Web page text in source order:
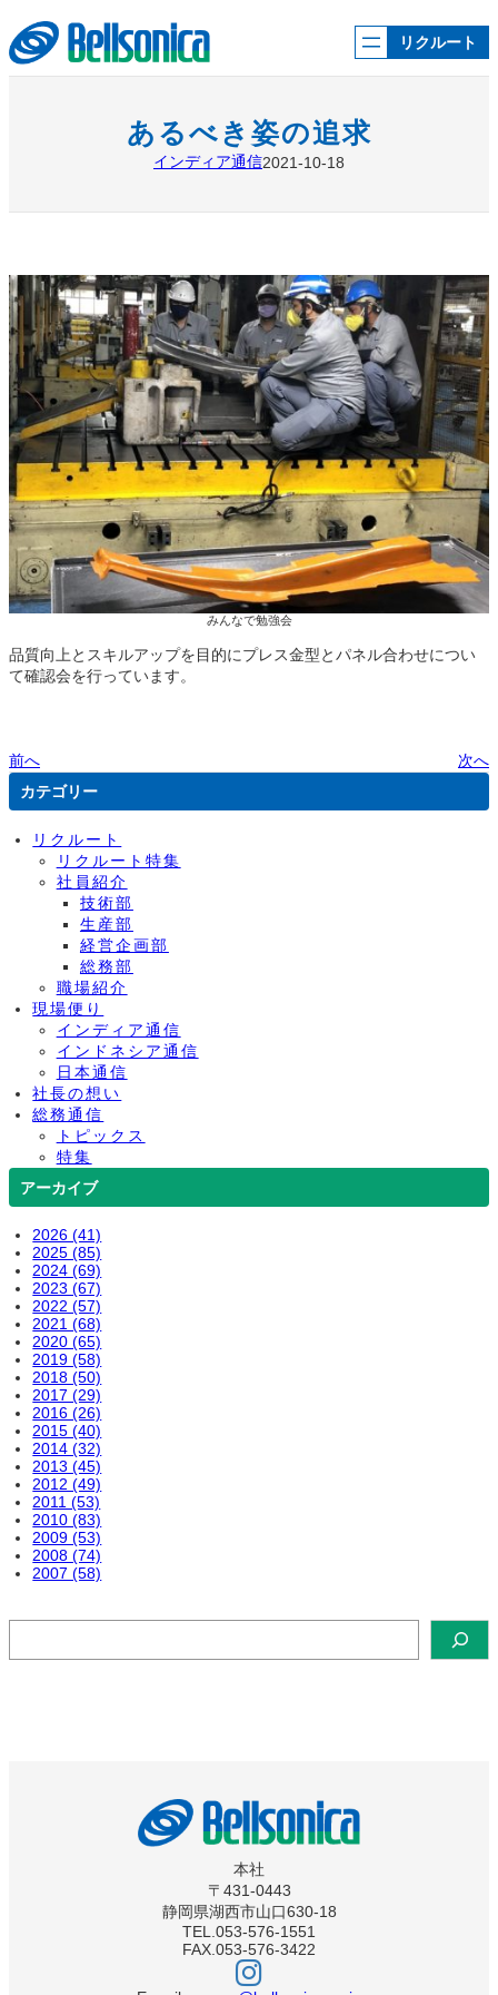
容
を
ス
リクルート
あるべき姿の追求
インディア通信2021-10-18
みんなで勉強会
品質向上とスキルアップを目的にプレス金型とパネル合わせについ
て確認会を行っています。
前へ
次へ
カテゴリー
リクルート
リクルート特集
社員紹介
技術部
生産部
経営企画部
総務部
職場紹介
現場便り
インディア通信
インドネシア通信
日本通信
社長の想い
総務通信
トピックス
特集
アーカイブ
2026 (41)
2025 (85)
2024 (69)
2023 (67)
2022 (57)
2021 (68)
2020 (65)
2019 (58)
2018 (50)
2017 (29)
2016 (26)
2015 (40)
2014 (32)
2013 (45)
2012 (49)
2011 (53)
2010 (83)
2009 (53)
2008 (74)
2007 (58)
本社
〒431-0443
静岡県湖西市山口630-18
TEL.053-576-1551
FAX.053-576-3422
ベ
ル